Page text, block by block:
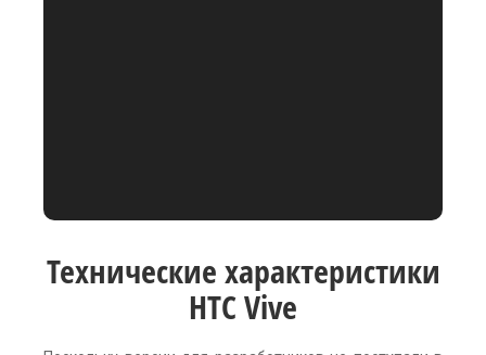
Технические характеристики
HTC Vive